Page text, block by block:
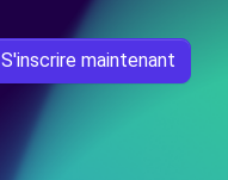
S'inscrire maintenant